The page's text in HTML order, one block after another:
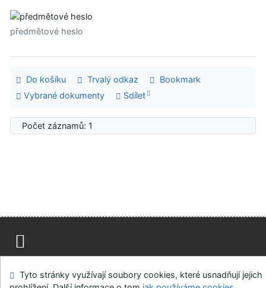
předmětové heslo
Do košíku Trvalý odkaz
Bookmark
Vybrané dokumenty
Sdílet
Počet záznamů: 1
Modul OpenSearch
Napište nám Nastavení cookies
Tyto stránky využívají soubory cookies, které usnadňují jejich